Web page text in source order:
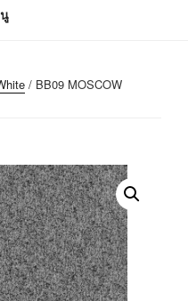
/ BB09 MOSCOW